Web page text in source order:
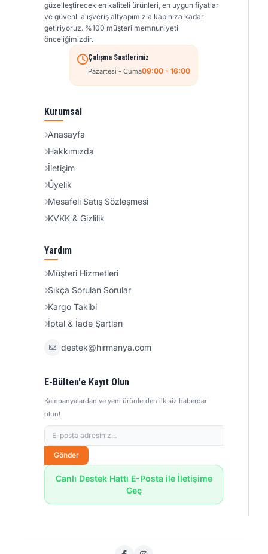
güzelleştirecek en kaliteli ürünleri, en uygun fiyatlar
ve güvenli alışveriş altyapımızla kapınıza kadar
getiriyoruz. %100 müşteri memnuniyeti
önceliğimizdir.
Çalışma Saatlerimiz
Pazartesi - Cuma09:00 - 16:00
Kurumsal
Anasayfa
Hakkımızda
İletişim
Üyelik
Mesafeli Satış Sözleşmesi
KVKK & Gizlilik
Yardım
Müşteri Hizmetleri
Sıkça Sorulan Sorular
Kargo Takibi
İptal & İade Şartları
destek@hirmanya.com
E-Bülten'e Kayıt Olun
Kampanyalardan ve yeni ürünlerden ilk siz haberdar
olun!
Gönder
Canlı Destek Hattı E-Posta ile İletişime
Geç